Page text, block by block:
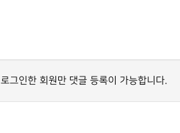
로그인한 회원만 댓글 등록이 가능합니다.